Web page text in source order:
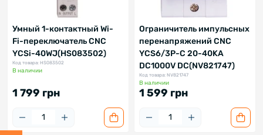
Умный 1-контактный Wi-
Fi-переключатель CNC
YCSi-40WJ(HS083502)
Код товара: HS083502
В наличии
1 799 грн
Ограничитель импульсных
перенапряжений CNC
YCS6/3P-C 20-40KA
DC1000V DC(NV821747)
Код товара: NV821747
В наличии
1 599 грн